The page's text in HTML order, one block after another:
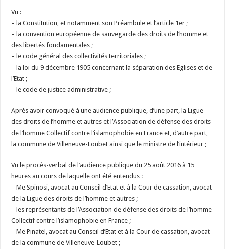
Vu :
– la Constitution, et notamment son Préambule et l’article 1er ;
– la convention européenne de sauvegarde des droits de l’homme et
des libertés fondamentales ;
– le code général des collectivités territoriales ;
– la loi du 9 décembre 1905 concernant la séparation des Eglises et de
l’Etat ;
– le code de justice administrative ;
Après avoir convoqué à une audience publique, d’une part, la Ligue
des droits de l’homme et autres et l’Association de défense des droits
de l’homme Collectif contre l’islamophobie en France et, d’autre part,
la commune de Villeneuve-Loubet ainsi que le ministre de l’intérieur ;
Vu le procès-verbal de l’audience publique du 25 août 2016 à 15
heures au cours de laquelle ont été entendus :
– Me Spinosi, avocat au Conseil d’Etat et à la Cour de cassation, avocat
de la Ligue des droits de l’homme et autres ;
– les représentants de l’Association de défense des droits de l’homme
Collectif contre l’islamophobie en France ;
– Me Pinatel, avocat au Conseil d’Etat et à la Cour de cassation, avocat
de la commune de Villeneuve-Loubet ;